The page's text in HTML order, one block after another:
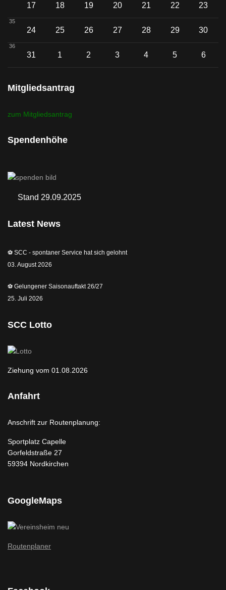
17 18 19 20 21 22 23
35
24 25 26 27 28 29 30
36
31 1 2 3 4 5
Einzelne 6
Mitgliedsantrag
zum Mitgliedsantrag
Spendenhöhe
Stand 29.09.2025
Latest News
⚽️ SCC - spontaner Service hat sich gelohnt
03. August 2026
⚽️ Gelungener Saisonauftakt 26/27
25. Juli 2026
SCC Lotto
Ziehung vom 01.08.2026
Anfahrt
Anschrift zur Routenplanung:
Sportplatz Capelle
Gorfeldstraße 27
59394 Nordkirchen
GoogleMaps
Routenplaner